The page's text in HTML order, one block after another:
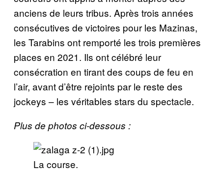
anciens de leurs tribus. Après trois années
consécutives de victoires pour les Mazinas,
les Tarabins ont remporté les trois premières
places en 2021. Ils ont célébré leur
consécration en tirant des coups de feu en
l’air, avant d’être rejoints par le reste des
jockeys – les véritables stars du spectacle.
Plus de photos ci-dessous :
La course.